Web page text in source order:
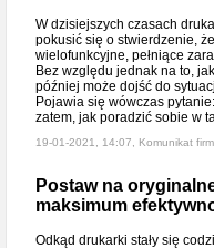
W dzisiejszych czasach
pokusić się o stwierdzenie,
wielofunkcyjne, pełniące
Bez względu jednak na to,
później może dojść do
Pojawia się wówczas
zatem, jak poradzić sobie w
19-01-2021, 14:07, Komunikat
Postaw na
maksimum
Odkąd drukarki stały się